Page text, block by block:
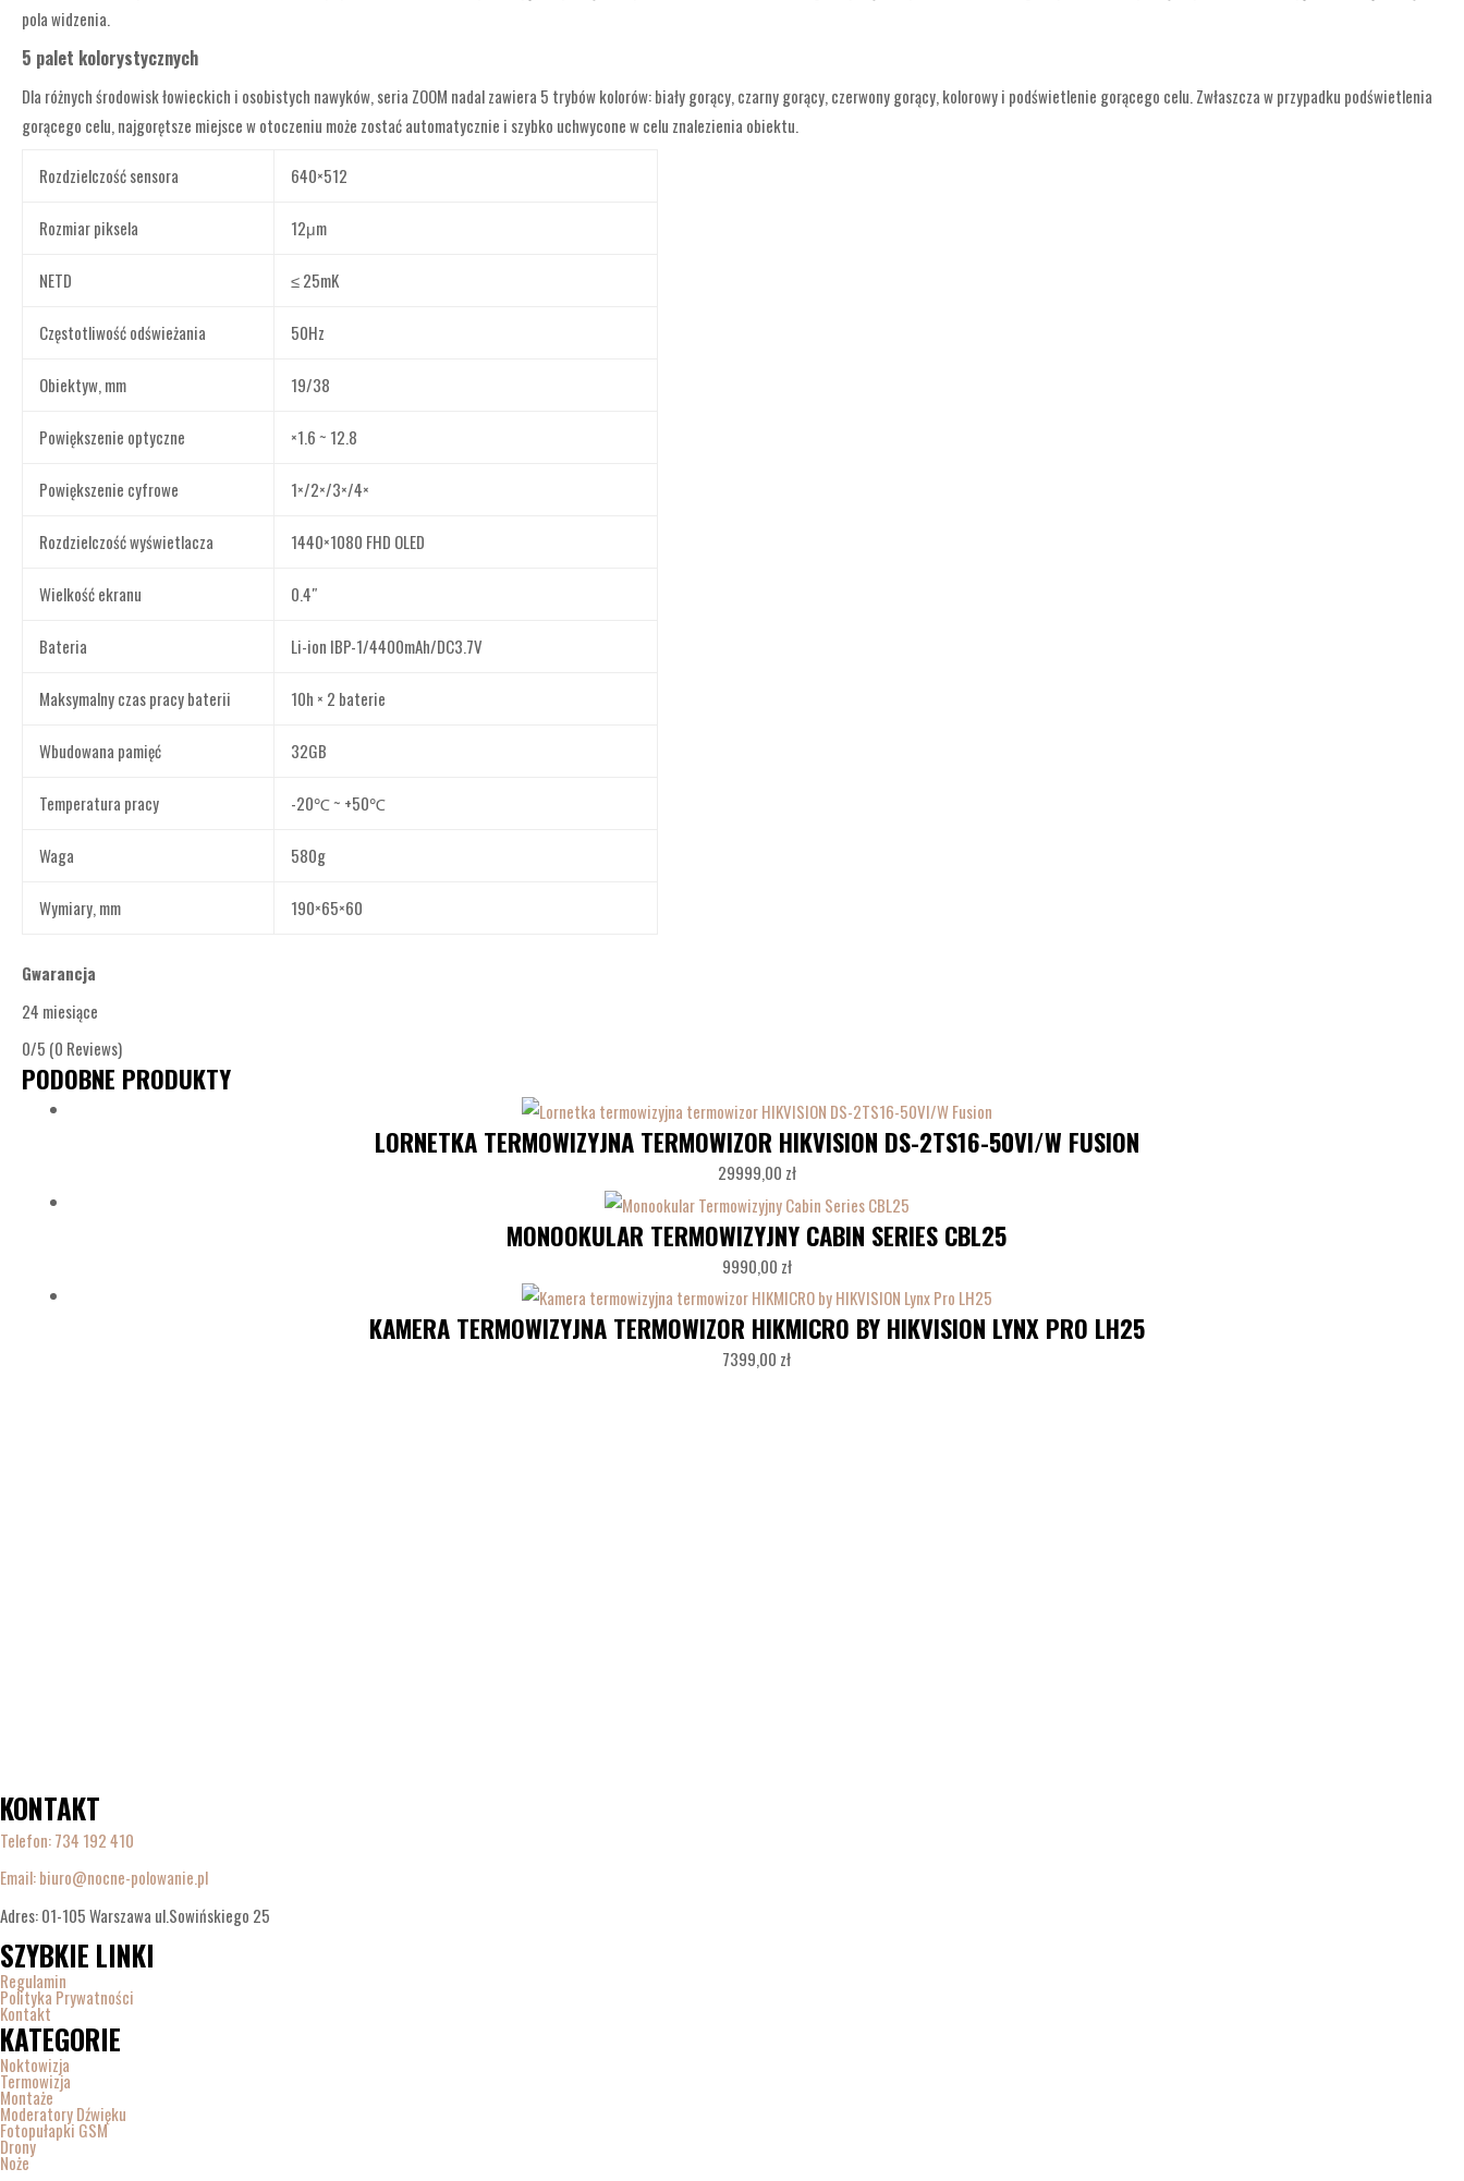
pola widzenia.
5 palet kolorystycznych
Dla różnych środowisk łowieckich i osobistych nawyków, seria ZOOM nadal zawiera 5 trybów kolorów: biały gorący, czarny gorący, czerwony gorący, kolorowy i podświetlenie gorącego celu. Zwłaszcza w przypadku podświetlenia
gorącego celu, najgorętsze miejsce w otoczeniu może zostać automatycznie i szybko uchwycone w celu znalezienia obiektu.
Rozdzielczość sensora 640×512
Rozmiar piksela 12μm
NETD ≤ 25mK
Częstotliwość odświeżania 50Hz
Obiektyw, mm 19/38
Powiększenie optyczne ×1.6 ~ 12.8
Powiększenie cyfrowe 1×/2×/3×/4×
Rozdzielczość wyświetlacza 1440×1080 FHD OLED
Wielkość ekranu 0.4″
Bateria Li-ion IBP-1/4400mAh/DC3.7V
Maksymalny czas pracy baterii 10h × 2 baterie
Wbudowana pamięć 32GB
Temperatura pracy -20℃ ~ +50℃
Waga 580g
Wymiary, mm 190×65×60
Gwarancja
24 miesiące
0/5 (0 Reviews)
PODOBNE PRODUKTY
LORNETKA TERMOWIZYJNA TERMOWIZOR HIKVISION DS-2TS16-50VI/W FUSION
29999,00 zł
MONOOKULAR TERMOWIZYJNY CABIN SERIES CBL25
9990,00 zł
KAMERA TERMOWIZYJNA TERMOWIZOR HIKMICRO BY HIKVISION LYNX PRO LH25
7399,00 zł
KONTAKT
Telefon:734 192 410
Email: biuro@nocne-polowanie.pl
Adres: 01-105 Warszawa ul.Sowińskiego 25
SZYBKIE LINKI
Regulamin
Polityka Prywatności
Kontakt
KATEGORIE
Noktowizja
Termowizja
Montaże
Moderatory Dźwięku
Fotopułapki GSM
Drony
Noże